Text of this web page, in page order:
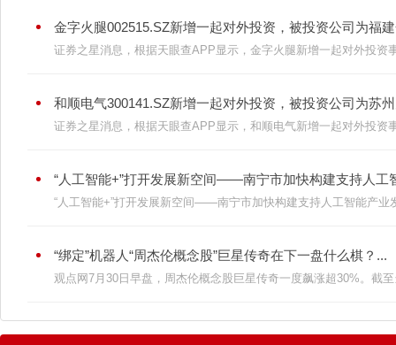
金字火腿002515.SZ新增一起对外投资，被投资公司为福
证券之星消息，根据天眼查APP显示，金字火腿新增一起对外投资
和顺电气300141.SZ新增一起对外投资，被投资公司为苏
证券之星消息，根据天眼查APP显示，和顺电气新增一起对外投资
“人工智能+”打开发展新空间——南宁市加快构建支持人工
“人工智能+”打开发展新空间——南宁市加快构建支持人工智能产业
“绑定”机器人“周杰伦概念股”巨星传奇在下一盘什么棋？...
观点网7月30日早盘，周杰伦概念股巨星传奇一度飙涨超30%。截